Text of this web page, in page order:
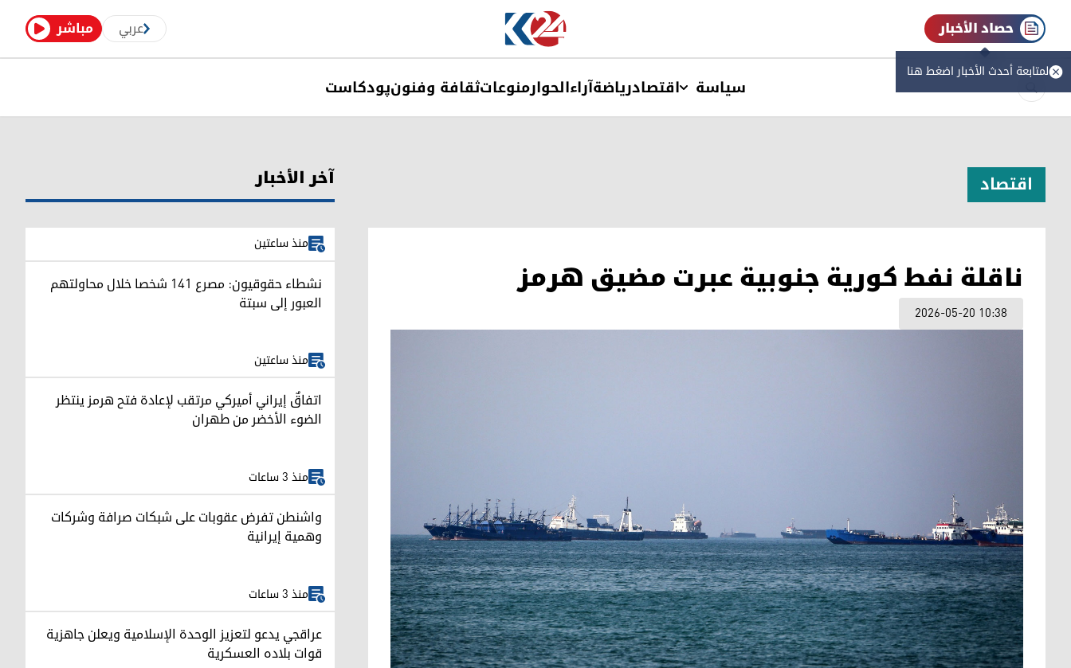
مباشر عربي حصاد الأخبار
لمتابعة أحدث الأخبار اضغط هنا
سیاسة اقتصادریاضةآراءالحوارمنوعاتثقافة وفنونپودکاست
اقتصاد
ناقلة نفط كورية جنوبية عبرت مضيق هرمز
2026-05-20 10:38
آخر الأخبار
منذ ساعتين
نشطاء حقوقيون: مصرع 141 شخصا خلال محاولتهم
العبور إلى سبتة
منذ ساعتين
اتفاقٌ إيراني أميركي مرتقب لإعادة فتح هرمز ينتظر
الضوء الأخضر من طهران
منذ 3 ساعات
واشنطن تفرض عقوبات على شبكات صرافة وشركات
وهمية إيرانية
منذ 3 ساعات
عراقجي يدعو لتعزيز الوحدة الإسلامية ويعلن جاهزية
قوات بلاده العسكرية